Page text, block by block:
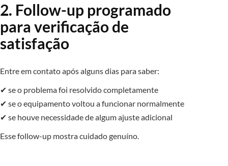
2. Follow-up programado
para verificação de
satisfação
Entre em contato após alguns dias para saber:
✔ se o problema foi resolvido completamente
✔ se o equipamento voltou a funcionar normalmente
✔ se houve necessidade de algum ajuste adicional
Esse follow-up mostra cuidado genuíno.